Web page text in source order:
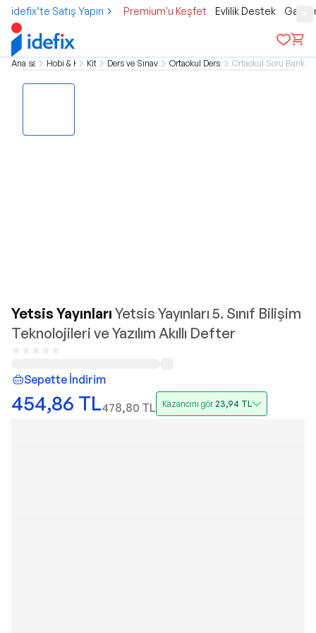
idefix’te Satış Yapın Premium'u Keşfet Evlilik Destek
Ana sayfaHobi & KültürKitap Ders ve Sınav KitaplarıOrtaokul Ders KitaplarıOrtaokul Soru
Yetsis Yayınları Yetsis Yayınları 5. Sınıf Bilişim
Teknolojileri ve Yazılım Akıllı Defter
Sepette İndirim
454,86 TL478,80 TL Kazancını gör23,94 TL